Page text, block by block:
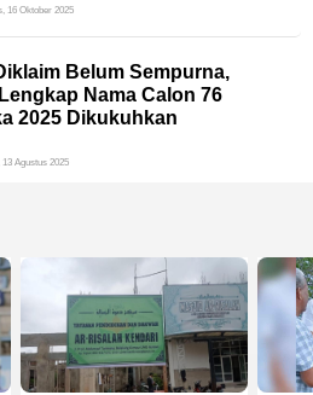
16 Oktober 2025
Belum Sempurna,
Nama Calon 76
2025 Dikukuhkan
13 Agustus 2025